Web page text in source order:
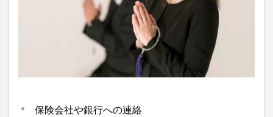
保険会社や銀行への連絡